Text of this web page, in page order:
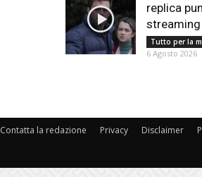
replica
streaming
Tutto per la
6 Agosto 2026
Contatta la redazione Privacy Disclaimer